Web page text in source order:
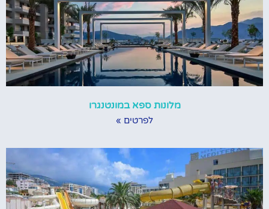
מלונות ספא במונטנגרו
לפרטים »